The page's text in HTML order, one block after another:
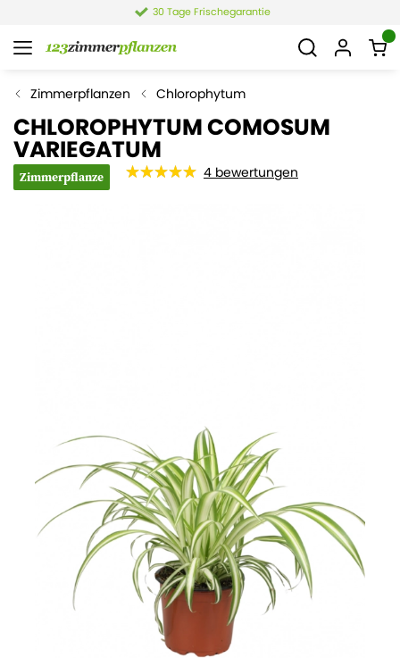
30 Tage Frischegarantie
Zimmerpflanzen Chlorophytum
CHLOROPHYTUM COMOSUM
VARIEGATUM
Zimmerpflanze 4 bewertungen